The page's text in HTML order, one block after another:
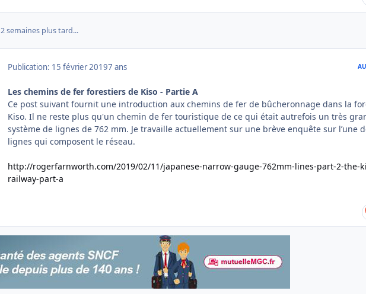
2 semaines plus tard...
Publication: 15 février 20197 ans
Les chemins de fer forestiers de Kiso - Partie A
Ce post suivant fournit une introduction aux chemins de fer de bûcheronnage dans la
Kiso. Il ne reste plus qu'un chemin de fer touristique de ce qui était autrefois un très
système de lignes de 762 mm. Je travaille actuellement sur une brève enquête sur l’une
lignes qui composent le réseau.
http://rogerfarnworth.com/2019/02/11/japanese-narrow-gauge-762mm-lines-part-2-the-
railway-part-a